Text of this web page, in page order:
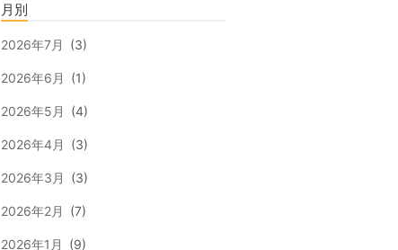
月別
2026年7月 (3)
2026年6月 (1)
2026年5月 (4)
2026年4月 (3)
2026年3月 (3)
2026年2月 (7)
2026年1月 (9)